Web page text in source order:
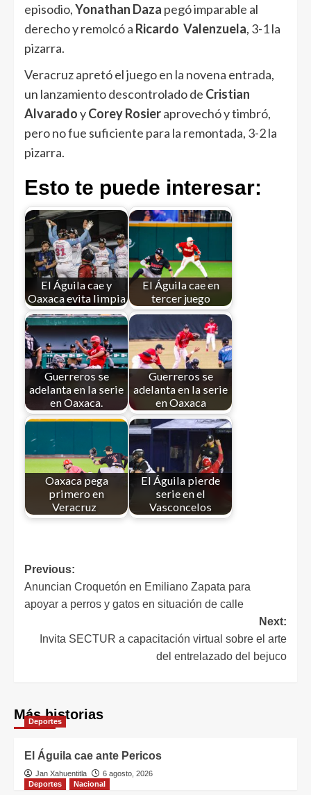
episodio,Yonathan Daza pegó imparable al
derecho y remolcó a Ricardo Valenzuela, 3-1 la
pizarra.
Veracruz apretó el juego en la novena entrada,
un lanzamiento descontrolado de Cristian
AlvaradoyCorey Rosieraprovechó y timbró,
pero no fue suficiente para la remontada, 3-2 la
pizarra.
Esto te puede interesar:
El Águila cae y
Oaxaca evita limpia
El Águila cae en
tercer juego
Guerreros se
adelanta en la serie
en Oaxaca.
Guerreros se
adelanta en la serie
en Oaxaca
Oaxaca pega
primero en
Veracruz
El Águila pierde
serie en el
Vasconcelos
Previous:
Anuncian Croquetón en Emiliano Zapata para
apoyar a perros y gatos en situación de calle
Next:
Invita SECTUR a capacitación virtual sobre el arte
del entrelazado del bejuco
Más historias
Deportes
El Águila cae ante Pericos
Jan Xahuentitla
6 agosto, 2026
Deportes
Nacional